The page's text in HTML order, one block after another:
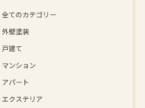
全てのカテゴリー
外壁塗装
戸建て
マンション
アパート
エクステリア